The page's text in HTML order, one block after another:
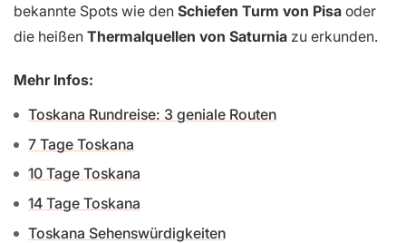
bekannte Spots wie den Schiefen Turm von Pisa oder
die heißen Thermalquellen von Saturnia zu erkunden.
Mehr Infos:
Toskana Rundreise: 3 geniale Routen
7 Tage Toskana
10 Tage Toskana
14 Tage Toskana
Toskana Sehenswürdigkeiten